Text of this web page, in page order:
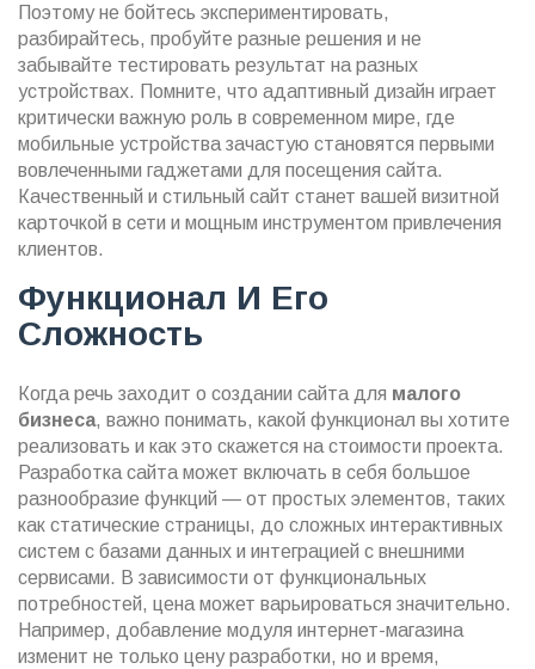
Поэтому не бойтесь экспериментировать,
разбирайтесь, пробуйте разные решения и не
забывайте тестировать результат на разных
устройствах. Помните, что адаптивный дизайн играет
критически важную роль в современном мире, где
мобильные устройства зачастую становятся первыми
вовлеченными гаджетами для посещения сайта.
Качественный и стильный сайт станет вашей визитной
карточкой в сети и мощным инструментом привлечения
клиентов.
Функционал И Его
Сложность
Когда речь заходит о создании сайта для малого
бизнеса, важно понимать, какой функционал вы хотите
реализовать и как это скажется на стоимости проекта.
Разработка сайта может включать в себя большое
разнообразие функций — от простых элементов, таких
как статические страницы, до сложных интерактивных
систем с базами данных и интеграцией с внешними
сервисами. В зависимости от функциональных
потребностей, цена может варьироваться значительно.
Например, добавление модуля интернет-магазина
изменит не только цену разработки, но и время,